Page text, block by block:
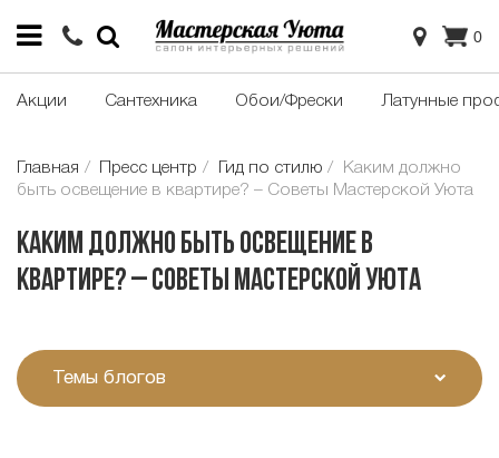
0
Акции Сантехника Обои/Фрески Латунные
Главная Пресс центр Гид по стилю
Каким должно
быть освещение в квартире? – Советы Мастерской Уюта
Каким должно быть освещение в
квартире? – Советы Мастерской Уюта
Темы блогов